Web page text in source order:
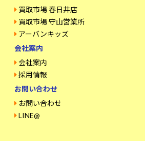
買取市場 春日井店
買取市場 守山営業所
アーバンキッズ
会社案内
会社案内
採用情報
お問い合わせ
お問い合わせ
LINE@